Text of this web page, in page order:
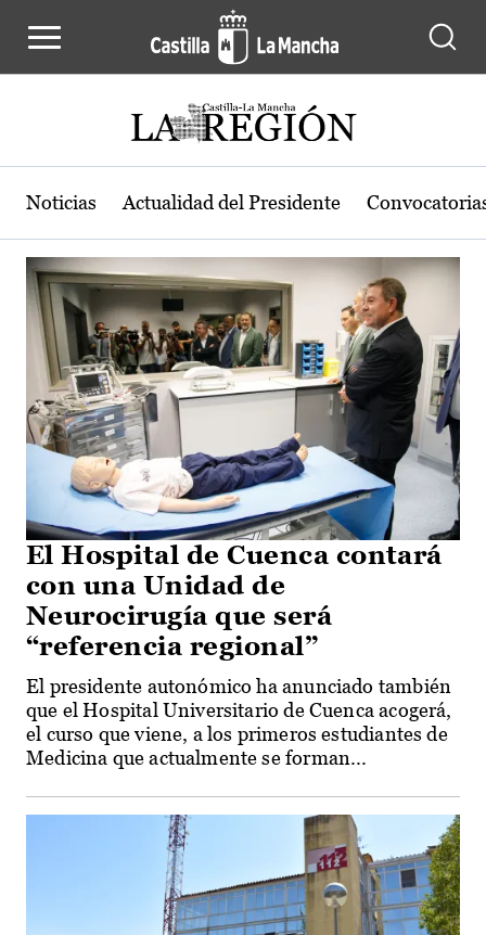
Actualidad de la región de Castilla-
Noticias Actualidad del Presidente
El Hospital de Cuenca contará
con una Unidad de
Neurocirugía que será
“referencia regional”
El presidente autonómico ha anunciado también
que el Hospital Universitario de Cuenca acogerá,
el curso que viene, a los primeros estudiantes de
Medicina que actualmente se forman...